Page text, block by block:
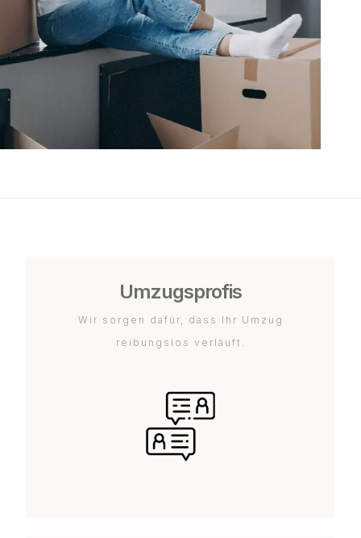
Umzugsprofis
Wir sorgen dafür, dass Ihr Umzug
reibungslos verläuft.